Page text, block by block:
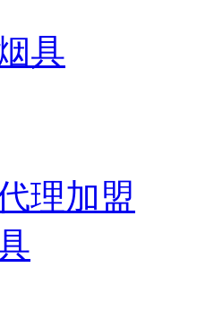
具
理加盟